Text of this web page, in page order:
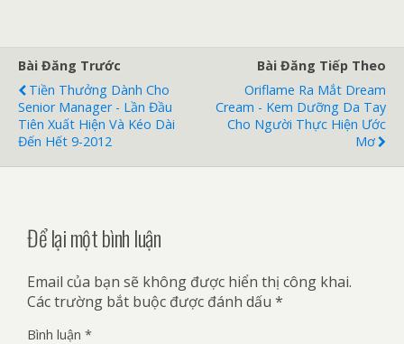
Bài Đăng Trước
Tiền Thưởng Dành Cho
Senior Manager - Lần Đầu
Tiên Xuất Hiện Và Kéo Dài
Đến Hết 9-2012
Bài Đăng Tiếp Theo
Oriflame Ra Mắt Dream
Cream - Kem Dưỡng Da Tay
Cho Người Thực Hiện Ước
Mơ
Để lại một bình luận
Email của bạn sẽ không được hiển thị công khai.
Các trường bắt buộc được đánh dấu *
Bình luận *